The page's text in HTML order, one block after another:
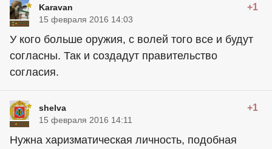
Karavan +1
15 февраля 2016 14:03
У кого больше оружия, с волей того все и будут
согласны. Так и создадут правительство
согласия.
shelva +1
15 февраля 2016 14:11
Нужна харизматическая личность, подобная